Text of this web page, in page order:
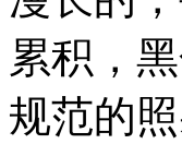
累积，
规范的